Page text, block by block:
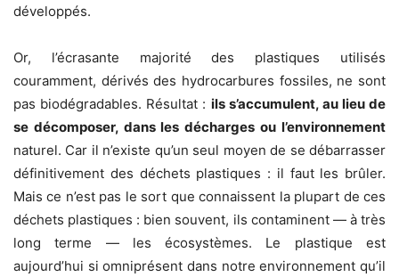
développés.
Or, l’écrasante majorité des plastiques utilisés
couramment, dérivés des hydrocarbures fossiles, ne sont
pas biodégradables. Résultat : ils s’accumulent, au lieu de
se décomposer, dans les décharges ou l’environnement
naturel. Car il n’existe qu’un seul moyen de se débarrasser
définitivement des déchets plastiques : il faut les brûler.
Mais ce n’est pas le sort que connaissent la plupart de ces
déchets plastiques : bien souvent, ils contaminent — à très
long terme — les écosystèmes. Le plastique est
aujourd’hui si omniprésent dans notre environnement qu’il